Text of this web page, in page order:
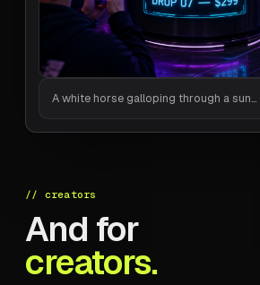
A white horse galloping through a sunlit meadow, cinematic
// creators
And for
creators.